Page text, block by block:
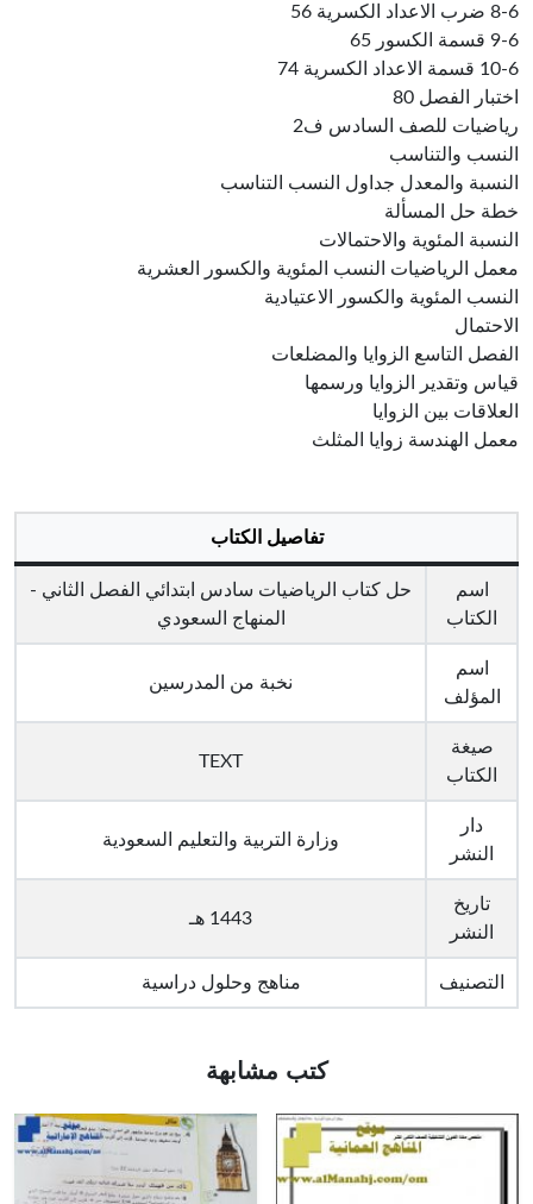
8-6 ضرب الاعداد الكسرية 56
9-6 قسمة الكسور 65
10-6 قسمة الاعداد الكسرية 74
اختبار الفصل 80
رياضيات للصف السادس ف2
النسب والتناسب
النسبة والمعدل جداول النسب التناسب
خطة حل المسألة
النسبة المئوية والاحتمالات
معمل الرياضيات النسب المئوية والكسور العشرية
النسب المئوية والكسور الاعتيادية
الاحتمال
الفصل التاسع الزوايا والمضلعات
قياس وتقدير الزوايا ورسمها
العلاقات بين الزوايا
معمل الهندسة زوايا المثلث
تفاصيل الكتاب
اسم
الكتاب
حل كتاب الرياضيات سادس ابتدائي الفصل الثاني -
المنهاج السعودي
اسم
المؤلف
نخبة من المدرسين
صيغة
الكتاب
TEXT
دار
النشر
وزارة التربية والتعليم السعودية
تاريخ
النشر
1443 هـ
التصنيف مناهج وحلول دراسية
كتب مشابهة